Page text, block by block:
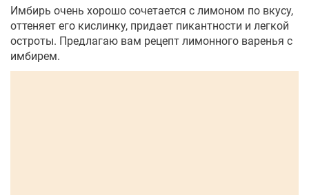
Имбирь очень хорошо сочетается с лимоном по вкусу,
оттеняет его кислинку, придает пикантности и легкой
остроты. Предлагаю вам рецепт лимонного варенья с
имбирем.